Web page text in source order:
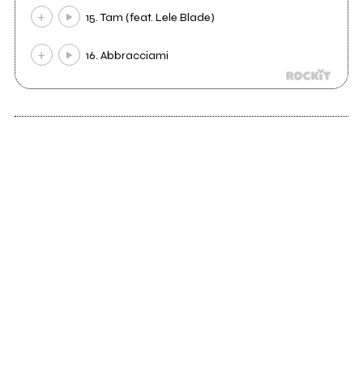
15. Tam (feat. Lele Blade)
16. Abbracciami